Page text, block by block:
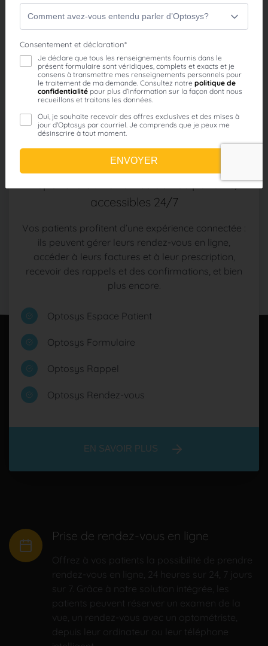
Optosys Commande
EN SAVOIR PLUS
Solutions patients
Des services en ligne essentiels pour
répondre aux attentes de vos patients,
accessibles 24/7
Vos patients profitent d’une expérience connectée :
ils peuvent gérer leurs rendez-vous en ligne,
accéder à leurs factures et à leur prescription,
recevoir des rappels et des confirmations, et bien
plus encore.
Optosys Espace Patient
Optosys Formulaire
Optosys Rappel
Optosys Rendez-vous
EN SAVOIR PLUS
Prise de rendez-vous en ligne
Offrez à vos patients la possibilité de prendre
rendez-vous en ligne, 24 heures sur 24, 7 jours
sur 7. Grâce à notre solution intégrée, les
patients peuvent réserver un examen de la
vue, un rendez-vous avec un optométriste,
depuis leur ordinateur ou leur téléphone